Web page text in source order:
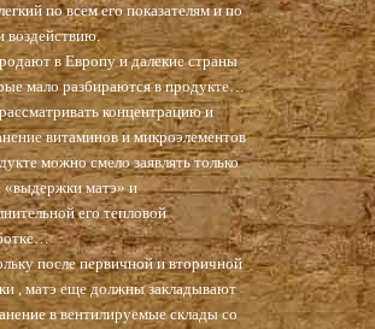
по всем его показателям и по
воздействию.
в Европу и далекие страны
мало разбираются в продукте…
концентрацию и
витаминов и микроэлементов
можно смело заявлять только
«выдержки матэ» и
его тепловой
после первичной и вторичной
, матэ еще должны закладывают
в вентилируемые склады со